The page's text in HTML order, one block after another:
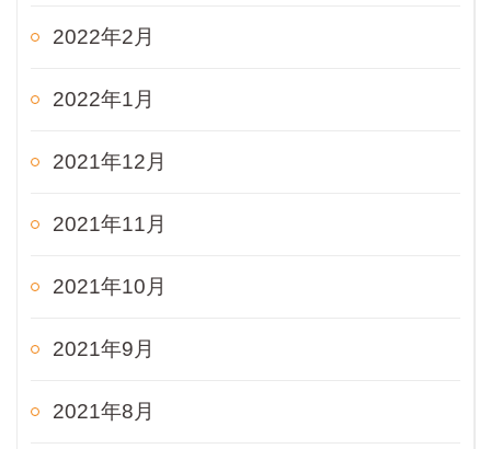
2022年2月
2022年1月
2021年12月
2021年11月
2021年10月
2021年9月
2021年8月